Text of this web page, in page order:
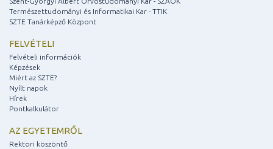
Természettudományi és Informatikai Kar - TTIK
SZTE Tanárképző Központ
FELVÉTELI
Felvételi információk
Képzések
Miért az SZTE?
Nyílt napok
Hírek
Pontkalkulátor
AZ EGYETEMRŐL
Rektori köszöntő